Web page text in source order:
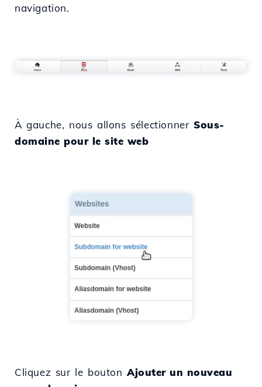
navigation.
À gauche, nous allons sélectionner Sous-
domaine pour le site web
Cliquez sur le boutonAjouter un nouveau